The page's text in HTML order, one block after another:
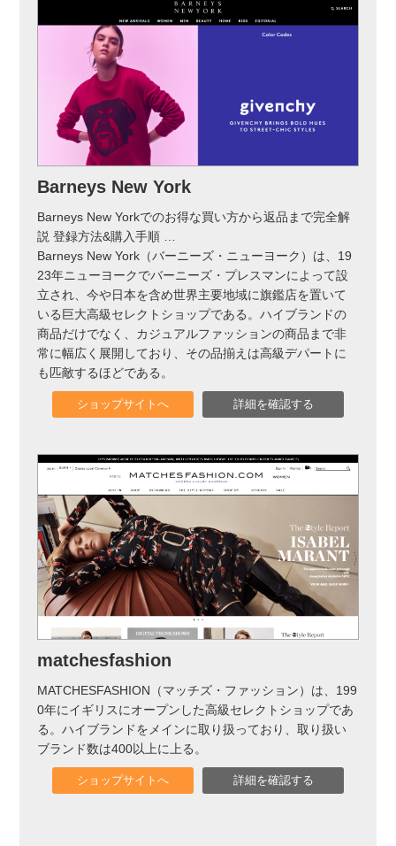
Barneys New York
Barneys New Yorkでのお得な買い方から返品まで完全解
説 登録方法&購入手順
Barneys New York（バーニーズ・ニューヨーク）は、19
23年ニューヨークでバーニーズ・プレスマンによって設
立され、今や日本を含め世界主要地域に旗鑑店を置いて
いる巨大高級セレクトショップである。ハイブランドの
商品だけでなく、カジュアルファッションの商品まで非
常に幅広く展開しており、その品揃えは高級デパートに
も匹敵するほどである。
ショップサイトへ 詳細を確認する
matchesfashion
MATCHESFASHION（マッチズ・ファッション）は、199
0年にイギリスにオープンした高級セレクトショップであ
る。ハイブランドをメインに取り扱っており、取り扱い
ブランド数は400以上に上る。
ショップサイトへ 詳細を確認する